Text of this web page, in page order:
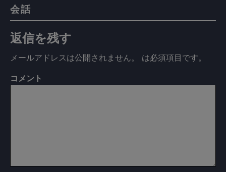
会話
返信を残す
メールアドレスは公開されません。 は必須項目です。
コメント